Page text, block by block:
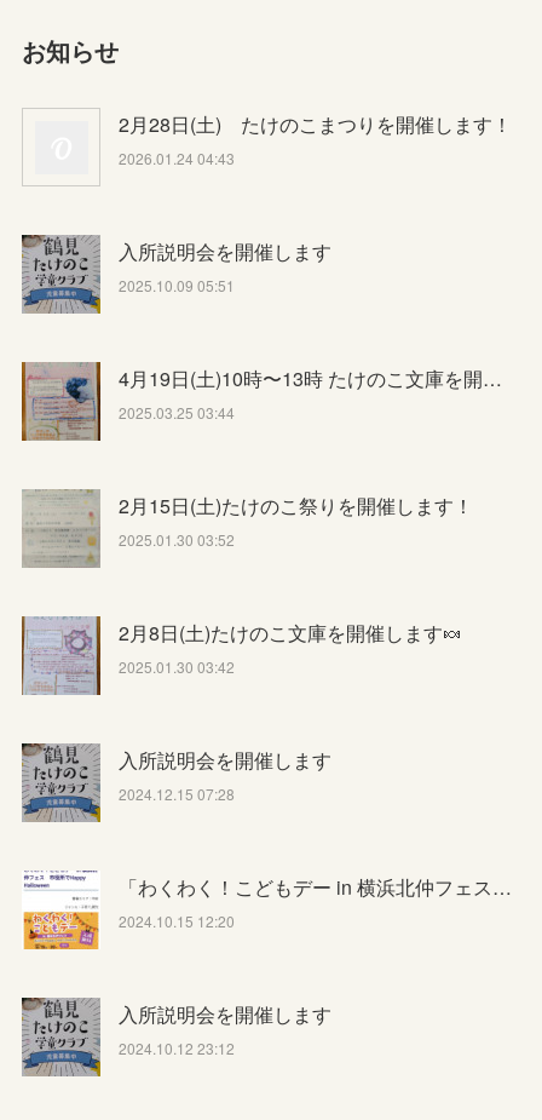
お知らせ
2月28日(土) たけのこまつりを開催します！
2026.01.24 04:43
入所説明会を開催します
2025.10.09 05:51
4月19日(土)10時〜13時 たけのこ文庫を開…
2025.03.25 03:44
2月15日(土)たけのこ祭りを開催します！
2025.01.30 03:52
2月8日(土)たけのこ文庫を開催します🍬
2025.01.30 03:42
入所説明会を開催します
2024.12.15 07:28
「わくわく！こどもデー in 横浜北仲フェス…
2024.10.15 12:20
入所説明会を開催します
2024.10.12 23:12